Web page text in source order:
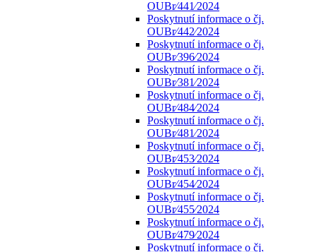
OUBr⁄441⁄2024
Poskytnutí informace o čj.
OUBr⁄442⁄2024
Poskytnutí informace o čj.
OUBr⁄396⁄2024
Poskytnutí informace o čj.
OUBr⁄381⁄2024
Poskytnutí informace o čj.
OUBr⁄484⁄2024
Poskytnutí informace o čj.
OUBr⁄481⁄2024
Poskytnutí informace o čj.
OUBr⁄453⁄2024
Poskytnutí informace o čj.
OUBr⁄454⁄2024
Poskytnutí informace o čj.
OUBr⁄455⁄2024
Poskytnutí informace o čj.
OUBr⁄479⁄2024
Poskytnutí informace o čj.